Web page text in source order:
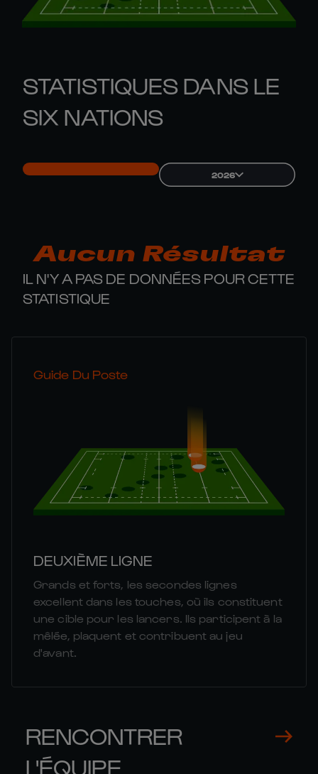
STATISTIQUES DANS LE
SIX NATIONS
2026
Aucun Résultat
IL N'Y A PAS DE DONNÉES POUR CETTE
STATISTIQUE
Guide Du Poste
DEUXIÈME LIGNE
Grands et forts, les secondes lignes
excellent dans les touches, où ils constituent
une cible pour les lancers. Ils participent à la
mêlée, plaquent et contribuent au jeu
d'avant.
RENCONTRER
L'ÉQUIPE